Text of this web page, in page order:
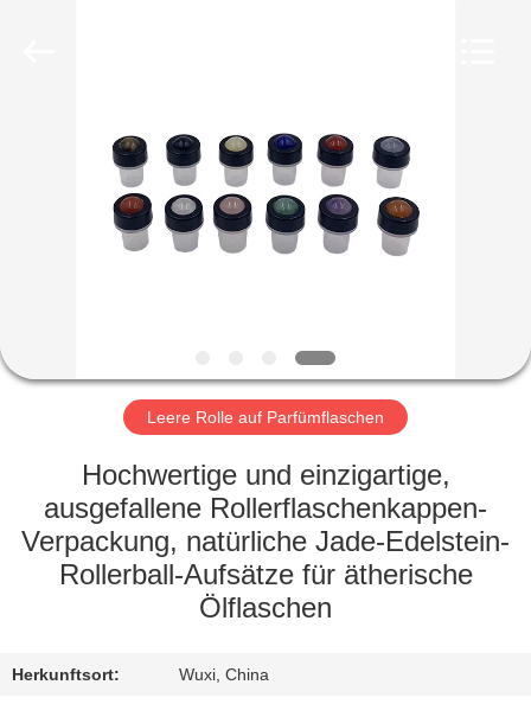
PRODUKTE
VR-
SHOW
ÜBER
UNS
WERKSBESICHTIGUNG
Leere Rolle auf Parfümflaschen
Hochwertige und einzigartige,
ausgefallene Rollerflaschenkappen-
Verpackung, natürliche Jade-Edelstein-
Rollerball-Aufsätze für ätherische
Ölflaschen
Herkunftsort: Wuxi, China